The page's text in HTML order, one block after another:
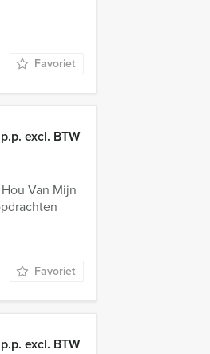
Favoriet
p.p. excl. BTW
Van Mijn
Favoriet
p.p. excl. BTW